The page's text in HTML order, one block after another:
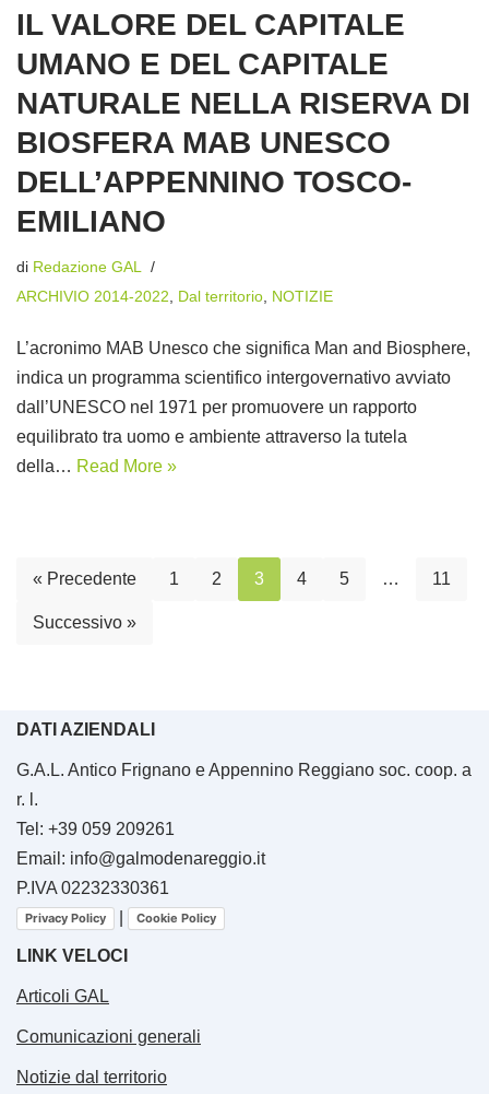
IL VALORE DEL CAPITALE
UMANO E DEL CAPITALE
NATURALE NELLA RISERVA DI
BIOSFERA MAB UNESCO
DELL’APPENNINO TOSCO-
EMILIANO
di Redazione GAL
ARCHIVIO 2014-2022
Dal territorio NOTIZIE
L’acronimo MAB Unesco che significa Man and Biosphere,
indica un programma scientifico intergovernativo avviato
dall’UNESCO nel 1971 per promuovere un rapporto
equilibrato tra uomo e ambiente attraverso la tutela
della… Read More »
« Precedente 1 2 3 4 5 … 11
Successivo »
DATI AZIENDALI
G.A.L. Antico Frignano e Appennino Reggiano soc. coop. a
r. l.
Tel: +39 059 209261
Email: info@galmodenareggio.it
P.IVA 02232330361
Privacy Policy Cookie Policy
LINK VELOCI
Articoli GAL
Comunicazioni generali
Notizie dal territorio